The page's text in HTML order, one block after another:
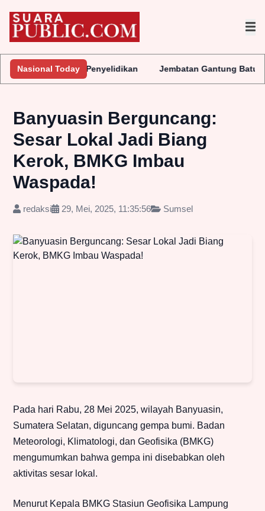
Nasional Today
Lakukan Penyelidikan Jembatan Gantung Batu Pepe
Banyuasin Berguncang:
Sesar Lokal Jadi Biang
Kerok, BMKG Imbau
Waspada!
redaksi 29, Mei, 2025, 11:35:56 Sumsel
Pada hari Rabu, 28 Mei 2025, wilayah Banyuasin,
Sumatera Selatan, diguncang gempa bumi. Badan
Meteorologi, Klimatologi, dan Geofisika (BMKG)
mengumumkan bahwa gempa ini disebabkan oleh
aktivitas sesar lokal.
Menurut Kepala BMKG Stasiun Geofisika Lampung